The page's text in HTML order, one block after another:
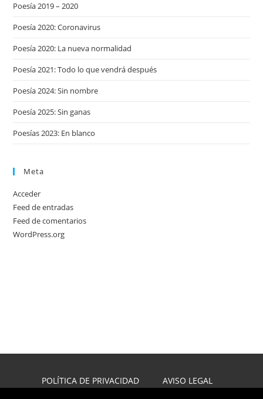
Poesía 2019 – 2020
Poesía 2020: Coronavirus
Poesía 2020: La nueva normalidad
Poesía 2021: Todo lo que vendrá después
Poesía 2024: Sin nombre
Poesía 2025: Sin ganas
Poesías 2023: En blanco
Meta
Acceder
Feed de entradas
Feed de comentarios
WordPress.org
POLÍTICA DE PRIVACIDAD
AVISO LEGAL